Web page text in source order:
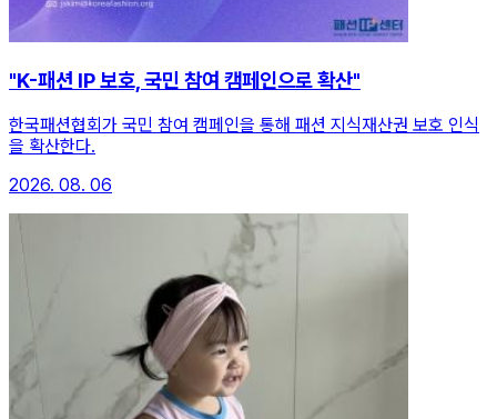
"K-패션 IP 보호, 국민 참여 캠페인으로 확산"
한국패션협회가 국민 참여 캠페인을 통해 패션 지식재산권 보호 인식
을 확산한다.
2026. 08. 06